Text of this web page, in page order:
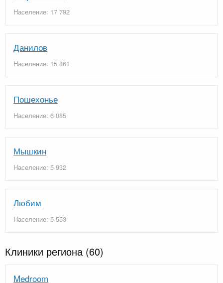
Население: 17 792
Данилов
Население: 15 861
Пошехонье
Население: 6 085
Мышкин
Население: 5 932
Любим
Население: 5 553
Клиники региона (60)
Medroom